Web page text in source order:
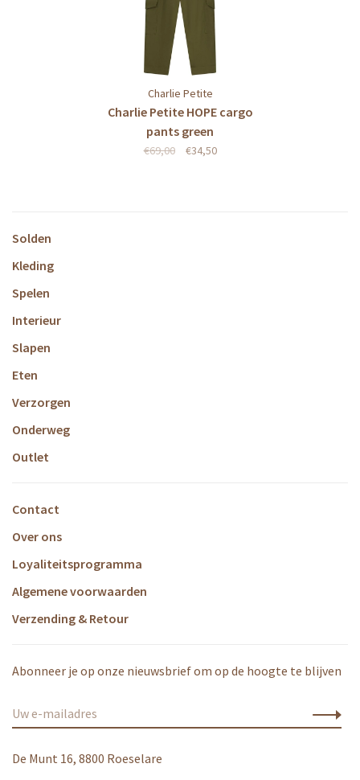
Charlie Petite
Charlie Petite HOPE cargo
pants green
€69,00 €34,50
Solden
Kleding
Spelen
Interieur
Slapen
Eten
Verzorgen
Onderweg
Outlet
Contact
Over ons
Loyaliteitsprogramma
Algemene voorwaarden
Verzending & Retour
Abonneer je op onze nieuwsbrief om op de hoogte te blijven
De Munt 16, 8800 Roeselare